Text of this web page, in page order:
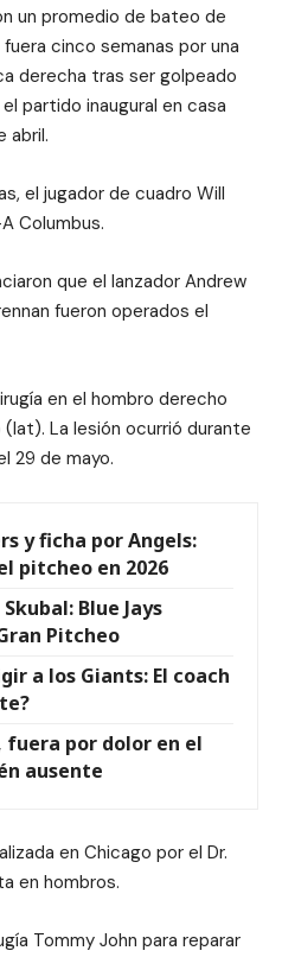
un promedio de bateo de
cinco semanas por una
derecha tras ser golpeado
partido inaugural en casa
abril.
el jugador de cuadro Will
Columbus.
que el lanzador Andrew
fueron operados el
en el hombro derecho
La lesión ocurrió durante
29 de mayo.
y ficha por Angels:
pitcheo en 2026
Blue Jays
Pitcheo
a los Giants: El coach
fuera por dolor en el
ausente
en Chicago por el Dr.
en hombros.
Tommy John para reparar